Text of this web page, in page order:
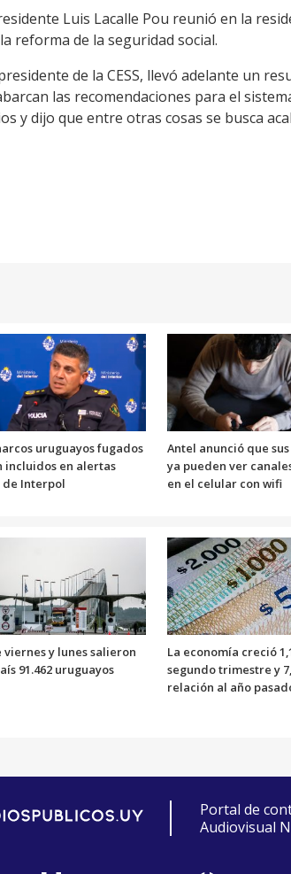
Luis Lacalle Pou reunió en la
reforma de la seguridad social.
de la CESS, llevó adelante un
las recomendaciones para el
y dijo que entre otras cosas se busca
uruguayos fugados
incluidos en alertas
de Interpol
Antel anunció que
ya pueden ver
en el celular con wifi
viernes y lunes salieron
91.462 uruguayos
La economía creció
segundo trimestre y
relación al año
Portal de
Audiovisual